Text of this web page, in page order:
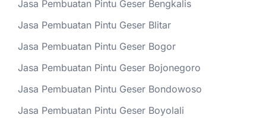
Jasa Pembuatan Pintu Geser Bengkalis
Jasa Pembuatan Pintu Geser Blitar
Jasa Pembuatan Pintu Geser Bogor
Jasa Pembuatan Pintu Geser Bojonegoro
Jasa Pembuatan Pintu Geser Bondowoso
Jasa Pembuatan Pintu Geser Boyolali